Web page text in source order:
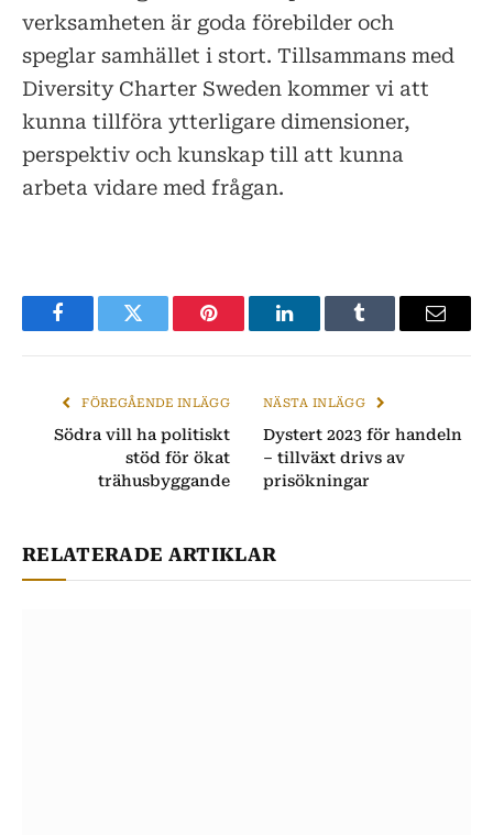
verksamheten är goda förebilder och
speglar samhället i stort. Tillsammans med
Diversity Charter Sweden kommer vi att
kunna tillföra ytterligare dimensioner,
perspektiv och kunskap till att kunna
arbeta vidare med frågan.
FacebookTwitter Pinterest LinkedInTumblr
E-
FÖREGÅENDE INLÄGG
Södra vill ha politiskt
stöd för ökat
trähusbyggande
NÄSTA INLÄGG
Dystert 2023 för handeln
– tillväxt drivs av
prisökningar
RELATERADE ARTIKLAR